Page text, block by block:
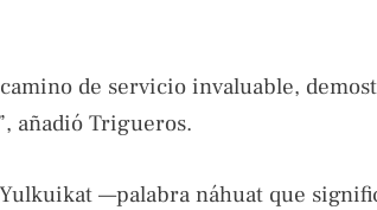
de servicio invaluable,
añadió Trigueros.
—palabra náhuat que